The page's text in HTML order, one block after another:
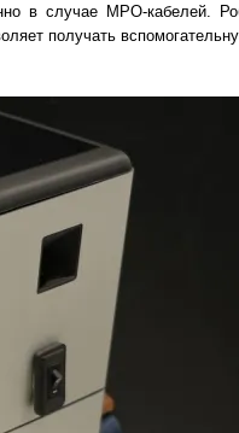
в случае MPO-кабелей.
получать